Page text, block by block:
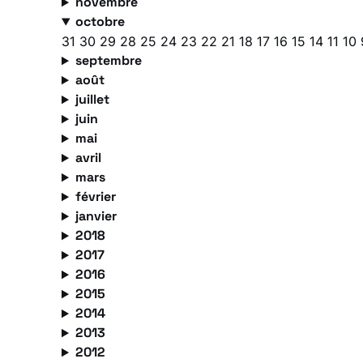
octobre
31 30 29 28 25 24 23 22 21 18 17 16 15 14 11 10
septembre
août
juillet
juin
mai
avril
mars
février
janvier
2018
2017
2016
2015
2014
2013
2012